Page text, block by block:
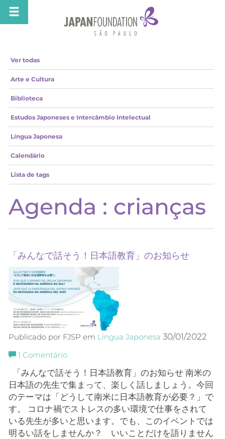
Ver todas
Arte e Cultura
Biblioteca
Estudos Japoneses e Intercâmbio Intelectual
Língua Japonesa
Calendário
Lista de tags
Agenda : crianças
「みんなで話そう！日本語教育」のお知らせ
Publicado por FJSP em Língua Japonesa 30/01/2022
1 Comentário
「みんなで話そう！日本語教育」のお知らせ 南米の
日本語の先生で集まって、楽しく話しましょう。今回
のテーマは「どうして南米に日本語教育が必要？」で
す。 コロナ禍でストレスの多い環境で仕事をされて
いる先生が多いと思います。でも、このイベントでは
明るい話をしませんか？ いいことだけを語りません